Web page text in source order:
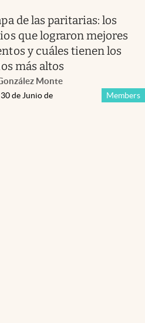
de las paritarias: los
que lograron mejores
y cuáles tienen los
más altos
Monte
Members
de Junio de